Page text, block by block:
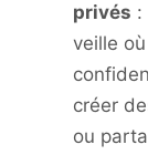
privés :
veille
créer
ou